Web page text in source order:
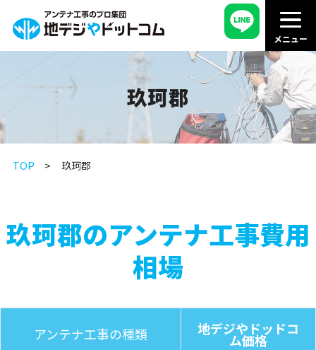
玖珂郡
TOP 玖珂郡
玖珂郡のアンテナ工事費用
相場
アンテナ工事の種類 地デジやドッドコ
ム価格